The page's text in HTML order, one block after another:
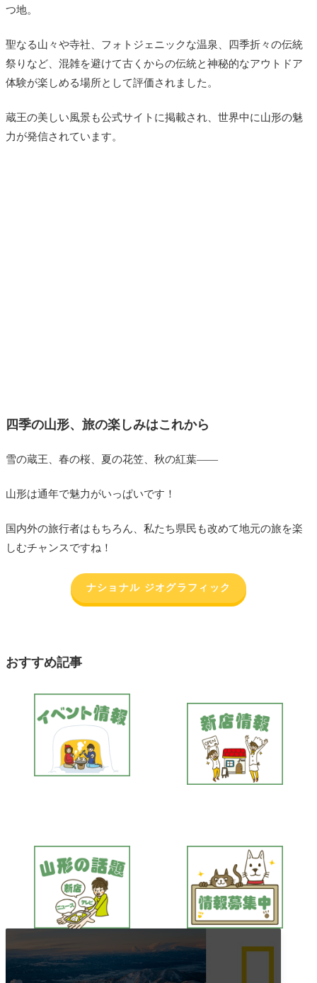
つ地。
聖なる山々や寺社、フォトジェニックな温泉、四季折々の伝統
祭りなど、混雑を避けて古くからの伝統と神秘的なアウトドア
体験が楽しめる場所として評価されました。
蔵王の美しい風景も公式サイトに掲載され、世界中に山形の魅
力が発信されています。
四季の山形、旅の楽しみはこれから
雪の蔵王、春の桜、夏の花笠、秋の紅葉——
山形は通年で魅力がいっぱいです！
国内外の旅行者はもちろん、私たち県民も改めて地元の旅を楽
しむチャンスですね！
ナショナル ジオグラフィック
おすすめ記事